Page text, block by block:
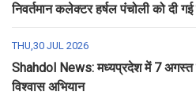
निवर्तमान कलेक्टर हर्षल पंचोली को दी गई
THU,30 JUL 2026
Shahdol News: मध्यप्रदेश में 7 अगस्त
विश्वास अभियान